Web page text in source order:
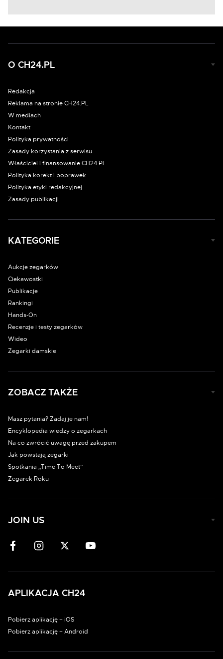
O CH24.PL
Redakcja
Reklama na stronie CH24.PL
W mediach
Kontakt
Polityka prywatności
Zasady korzystania z serwisu
Właściciel i finansowanie CH24.PL
Polityka korekt i poprawek
Polityka etyki redakcyjnej
Zasady publikacji
KATEGORIE
Aukcje zegarków
Ciekawostki
Publikacje
Rankingi
Hands-On
Recenzje i testy zegarków
Wideo
Zegarki damskie
ZOBACZ TAKŻE
Masz pytania? Zadaj je nam!
Encyklopedia wiedzy o zegarkach
Na co zwrócić uwagę przed zakupem
Jak powstają zegarki
Spotkania „Time To Meet”
Zegarek Roku
JOIN US
APLIKACJA CH24
Pobierz aplikację – iOS
Pobierz aplikację – Android